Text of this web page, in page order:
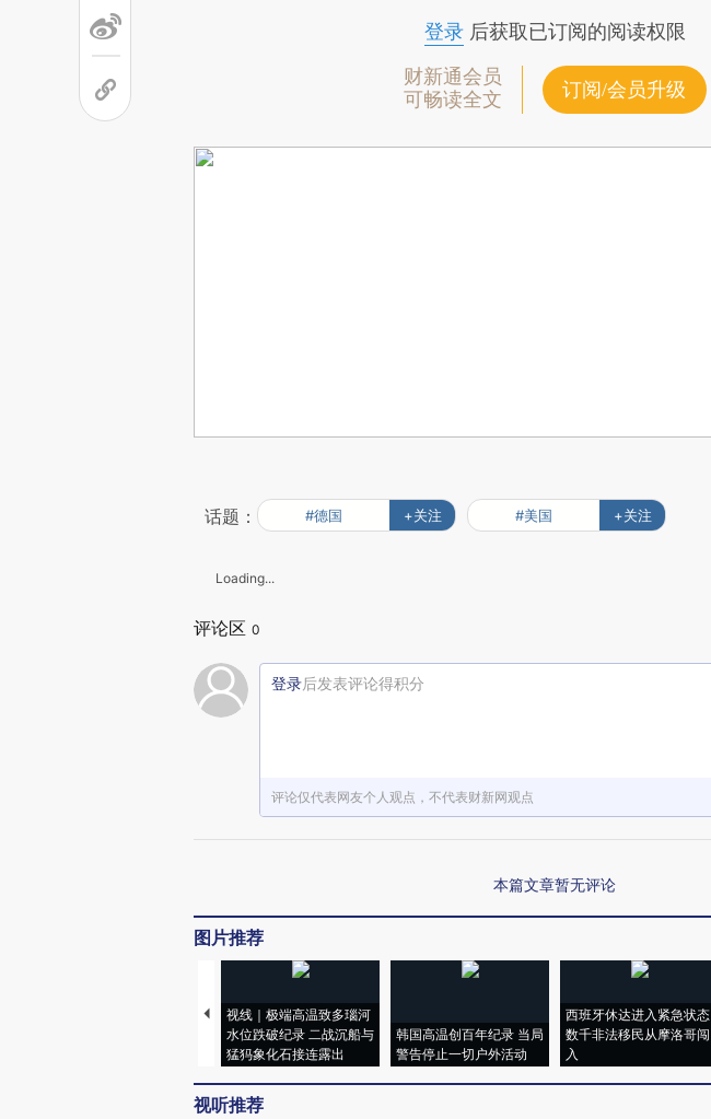
登录后获取已订阅的阅读权限
财新通会员
可畅读全文
订阅/会员升级
话题： #德国 +关注 #美国 +关注
Loading...
评论区 0
登录后发表评论得积分
评论仅代表网友个人观点，不代表财新网观点
本篇文章暂无评论
图片推荐
视线｜极端高温致多瑙河
水位跌破纪录 二战沉船与
猛犸象化石接连露出
韩国高温创百年纪录 当局
警告停止一切户外活动
西班牙休达进入紧急状态
数千非法移民从摩洛哥闯
入
视听推荐